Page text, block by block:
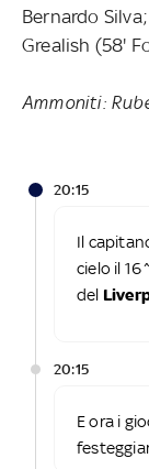
Bernardo
Grealish (58'
Ammoniti:
20:15
Il
cielo il 16^
del
20:15
E ora i